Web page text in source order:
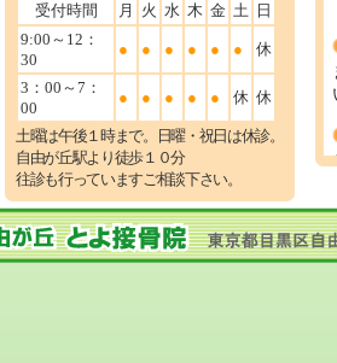
受付時間 月 火 水 木 金 土 日
9:00～12：
30
● ● ● ● ● ● 休
3：00～7：
00
● ● ● ● ● 休 休
土曜は午後１時まで。日曜・祝日は休診。
自由が丘駅より徒歩１０分
往診も行っていますご相談下さい。